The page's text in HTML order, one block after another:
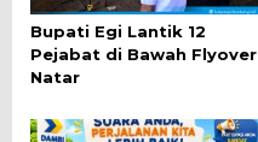
Bupati Egi Lantik 12
Pejabat di Bawah Flyover
Natar